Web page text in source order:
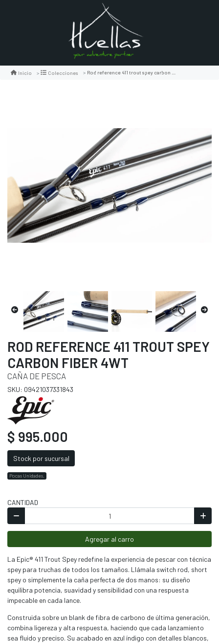
Inicio Colecciones Rod reference 411 trout spey carbon fiber 4wt
ROD REFERENCE 411 TROUT SPEY
CARBON FIBER 4WT
CAÑA DE PESCA
SKU: 09421037331843
$ 995.000
Stock por sucursal
Pocas Unidades.
CANTIDAD
Agregar al carro
La Epic® 411 Trout Spey redefine la experiencia de pescar con técnica
spey para truchas de todos los tamaños. Llámala switch rod, short
spey o simplemente la caña perfecta de dos manos: su diseño
equilibra potencia, suavidad y sensibilidad con una respuesta
impecable en cada lance.
Construida sobre un blank de fibra de carbono de última generación,
combina ligereza y alta respuesta, haciendo que cada lanzamiento
sea fluido y preciso. Su acabado en azul índigo con detalles blancos,